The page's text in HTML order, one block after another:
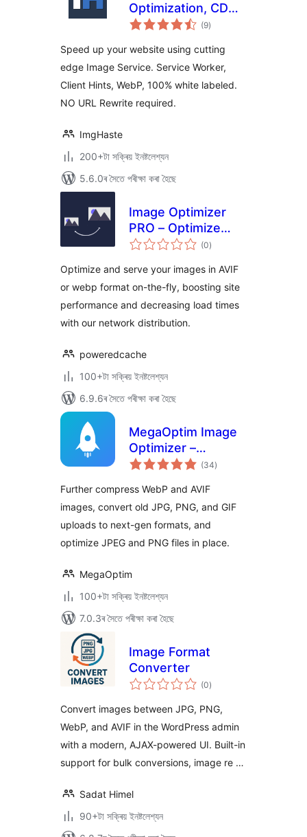
Optimization, CDN,
Service Worker &
One
(9টা
মুঠ)
Speed up your website using cutting
edge Image Service. Service Worker,
Client Hints, WebP, 100% white labeled.
NO URL Rewrite required.
ImgHaste
200+টা সক্ৰিয় ইনষ্টলেশ্যন
5.6.0ৰ সৈতে পৰীক্ষা কৰা হৈছে
Image Optimizer
PRO – Optimize
Images, Convert
(0টা
মুঠ)
Optimize and serve your images in AVIF
or webp format on-the-fly, boosting site
performance and decreasing load times
with our network distribution.
poweredcache
100+টা সক্ৰিয় ইনষ্টলেশ্যন
6.9.6ৰ সৈতে পৰীক্ষা কৰা হৈছে
MegaOptim Image
Optimizer –
Optimize WebP &
Images, Convert to
WebP & AVIF
(34টা
মুঠ)
Further compress WebP and AVIF
images, convert old JPG, PNG, and GIF
uploads to next-gen formats, and
optimize JPEG and PNG files in place.
MegaOptim
100+টা সক্ৰিয় ইনষ্টলেশ্যন
7.0.3ৰ সৈতে পৰীক্ষা কৰা হৈছে
Image Format
Converter
(0টা
মুঠ)
Convert images between JPG, PNG,
WebP, and AVIF in the WordPress admin
with a modern, AJAX-powered UI. Built-in
support for bulk conversions, image re …
Sadat Himel
90+টা সক্ৰিয় ইনষ্টলেশ্যন